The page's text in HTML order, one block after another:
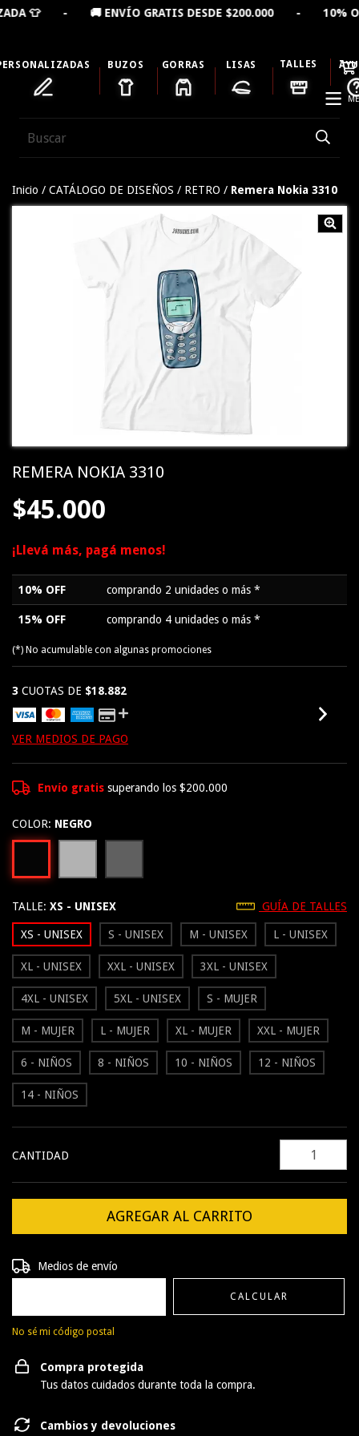
GRATIS DESDE $200.000 - 10% OFF
BUZOS GORRAS LISAS TALLES
Inicio / CATÁLOGO DE DISEÑOS / RETRO / Remera Nokia 3310
REMERA NOKIA 3310
$45.000
¡Llevá más, pagá menos!
10% OFF comprando 2 unidades o más *
15% OFF comprando 4 unidades o más *
(*) No acumulable con algunas promociones
3 CUOTAS DE $18.882
VER MEDIOS DE PAGO
Envío gratis superando los$200.000
COLOR: NEGRO
TALLE: XS - UNISEX GUÍA DE TALLES
XS - UNISEX S - UNISEX M - UNISEX L - UNISEX
XL - UNISEX XXL - UNISEX 3XL - UNISEX
4XL - UNISEX 5XL - UNISEX S - MUJER
M - MUJER L - MUJER XL - MUJER XXL - MUJER
6 - NIÑOS 8 - NIÑOS 10 - NIÑOS 12 - NIÑOS
14 - NIÑOS
CANTIDAD
Entregas para el CP:
Medios de envío
CALCULAR
No sé mi código postal
Compra protegida
Tus datos cuidados durante toda la compra.
Cambios y devoluciones